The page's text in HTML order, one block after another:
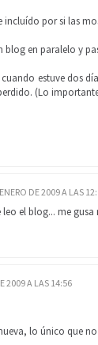
incluído por si las
en paralelo y
estuve dos
(Lo
DE 2009 A LAS
el blog... me
2009 A LAS 14:56
lo único que